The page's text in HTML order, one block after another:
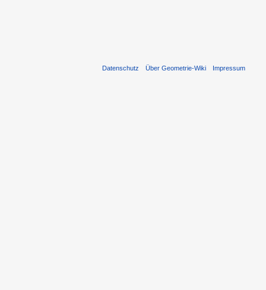
Datenschutz Über Geometrie-Wiki Impressum